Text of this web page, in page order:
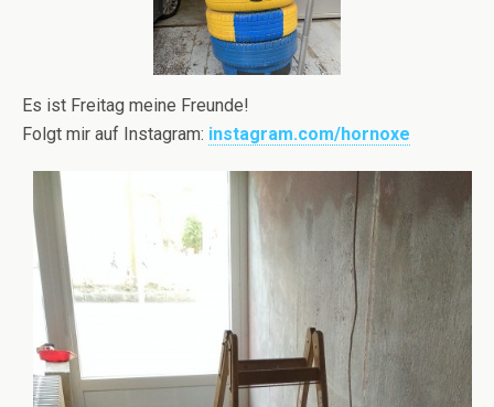
Es ist Freitag meine Freunde!
Folgt mir auf Instagram: instagram.com/hornoxe